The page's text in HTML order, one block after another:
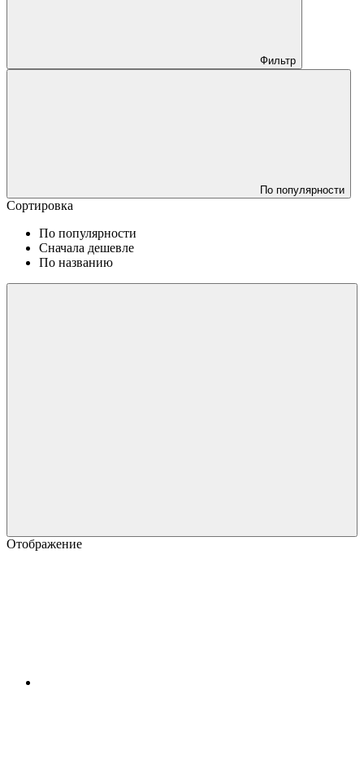
Фильтр
По популярности
Сортировка
По популярности
Сначала дешевле
По названию
Отображение